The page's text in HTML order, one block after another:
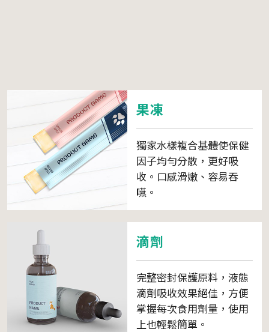
果凍
獨家水樣複合基體使保健
因子均勻分散，更好吸
收。口感滑嫩、容易吞
嚥。
滴劑
完整密封保護原料，液態
滴劑吸收效果絕佳，方便
掌握每次食用劑量，使用
上也輕鬆簡單。